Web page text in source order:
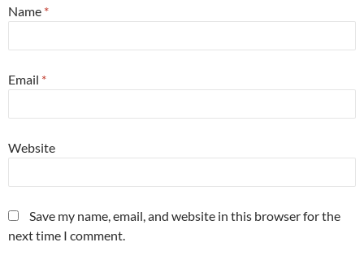
Name *
Email *
Website
Save my name, email, and website in this browser for the
next time I comment.